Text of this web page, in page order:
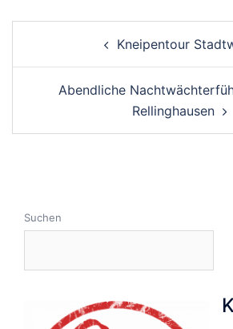
navigation
Kneipentour
Abendliche
Rellinghausen
Suchen